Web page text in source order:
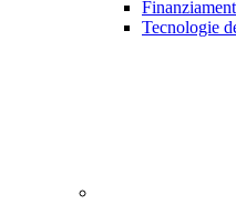
Tecnologie